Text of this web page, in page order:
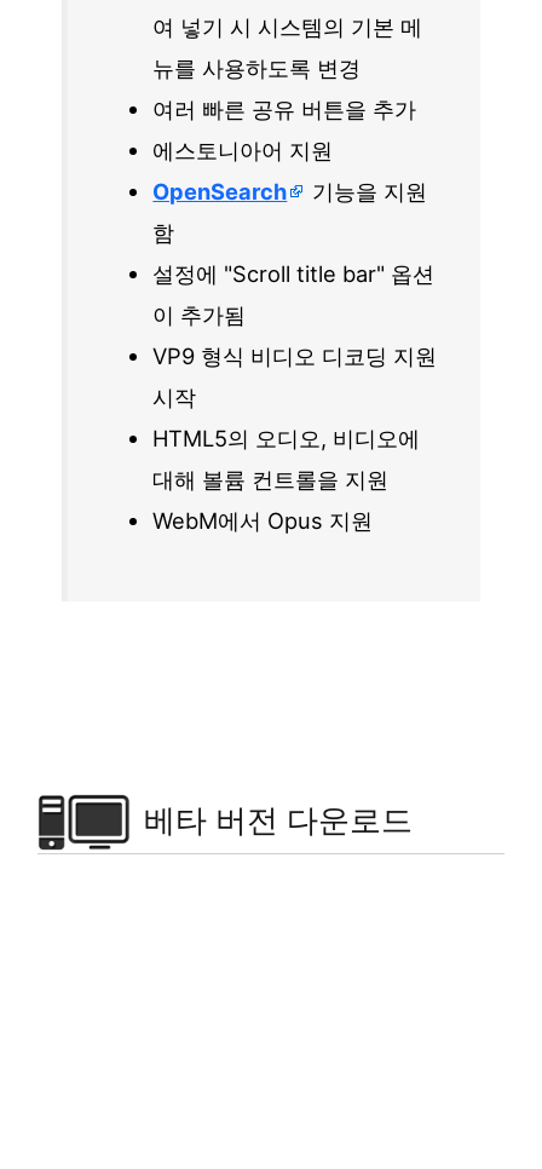
여 넣기 시 시스템의 기본 메
뉴를 사용하도록 변경
여러 빠른 공유 버튼을 추가
에스토니아어 지원
OpenSearch
기능을 지원
함
설정에 "Scroll title bar" 옵션
이 추가됨
VP9 형식 비디오 디코딩 지원
시작
HTML5의 오디오, 비디오에
대해 볼륨 컨트롤을 지원
WebM에서 Opus 지원
베타 버전 다운로드